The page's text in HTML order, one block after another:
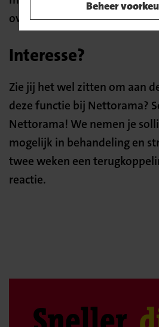
Beheer
over Noord, Midden, Oost en
Interesse?
Zie jij het wel zitten om aan
deze functie bij Nettorama?
Nettorama! We nemen je
mogelijk in behandeling en
twee weken een
reactie.